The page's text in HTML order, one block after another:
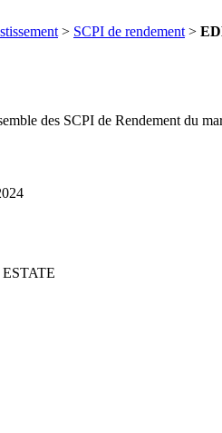
> SCPI de rendement >
des SCPI de Rendement du